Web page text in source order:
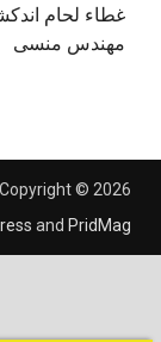
غطاء لحام
مهندس منسى
Copyright © 2026
andPridMag